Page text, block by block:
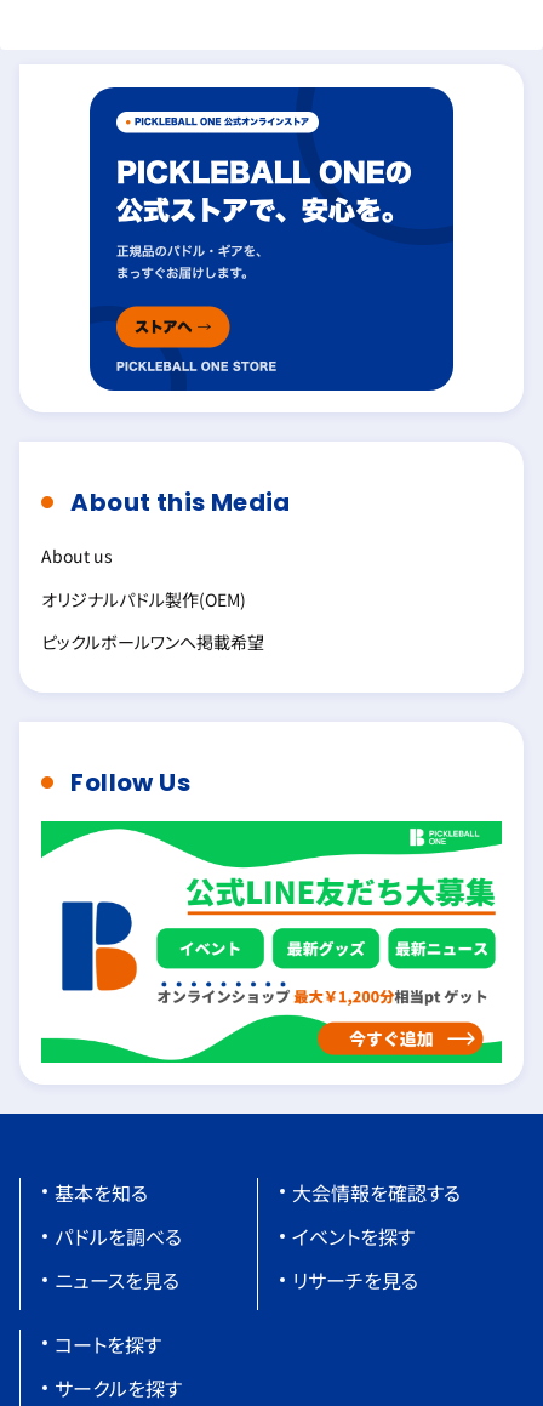
About this Media
About us
オリジナルパドル製作(OEM)
ピックルボールワンへ掲載希望
Follow Us
基本を知る
パドルを調べる
ニュースを見る
大会情報を確認する
イベントを探す
リサーチを見る
コートを探す
サークルを探す